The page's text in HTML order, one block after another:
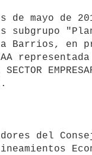
de mayo de
Barrios, en
del